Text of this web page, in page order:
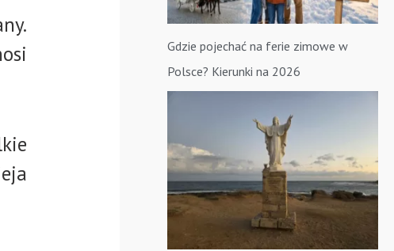
Gdzie pojechać na ferie zimowe w
Polsce? Kierunki na 2026